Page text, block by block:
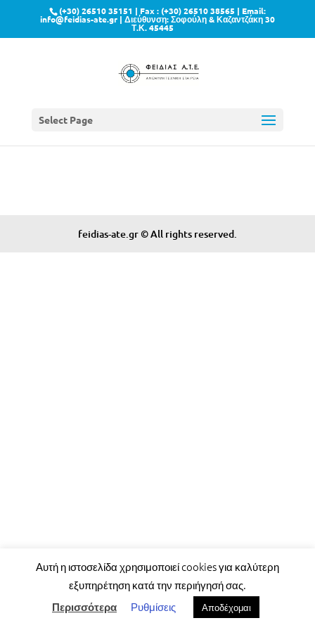
(+30) 26510 35151 | Fax : (+30) 26510 38565 | Email:
info@feidias-ate.gr | Διεύθυνση:Σοφούλη & Καζαντζάκη 30
Τ.Κ. 45445
Select Page
feidias-ate.gr © All rights reserved.
Αυτή η ιστοσελίδα χρησιμοποιεί cookies για καλύτερη
εξυπηρέτηση κατά την περιήγησή σας.
Περισσότερα Ρυθμίσεις Αποδέχομαι